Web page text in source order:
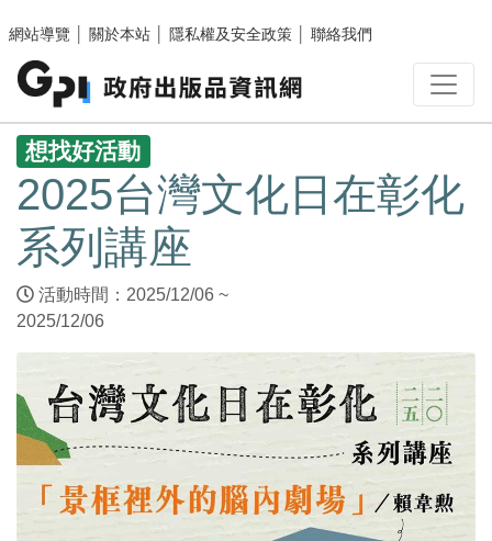
網站導覽
關於本站 隱私權及安全政策 聯絡我們
:::
想找好活動
2025台灣文化日在彰化
系列講座
活動時間：2025/12/06 ~
2025/12/06